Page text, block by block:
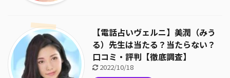
【電話占いヴェルニ】美潤（みう
る）先生は当たる？当たらない？
口コミ・評判【徹底調査】
2022/10/18